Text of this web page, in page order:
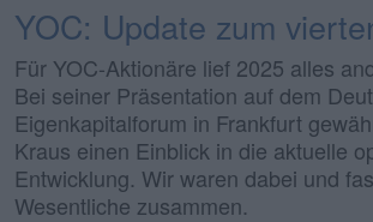
YOC: Update zum
Für YOC-Aktionäre lief 2025 alles
Bei seiner Präsentation auf dem
Eigenkapitalforum in Frankfurt
Kraus einen Einblick in die aktuelle
Entwicklung. Wir waren dabei und
Wesentliche zusammen.